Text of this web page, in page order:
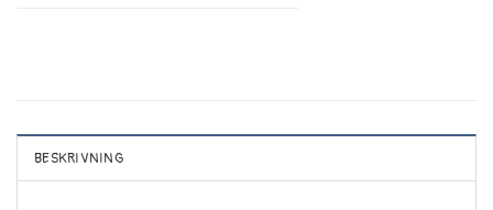
BESKRIVNING